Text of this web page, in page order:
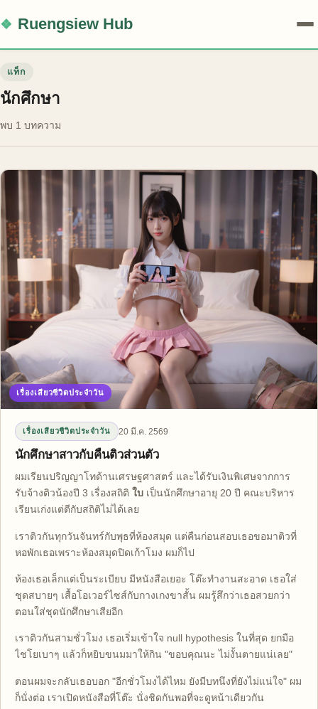
Ruengsiew Hub
แท็ก
นักศึกษา
พบ 1 บทความ
เรื่องเสียวชีวิตประจำวัน
เรื่องเสียวชีวิตประจำวัน 20 มี.ค. 2569
นักศึกษาสาวกับคืนติวส่วนตัว
ผมเรียนปริญญาโทด้านเศรษฐศาสตร์ และได้รับเงินพิเศษจากการ
รับจ้างติวน้องปี 3 เรื่องสถิติ ใบ เป็นนักศึกษาอายุ 20 ปี คณะบริหาร
เรียนเก่งแต่ตีกับสถิติไม่ได้เลย
เราติวกันทุกวันจันทร์กับพุธที่ห้องสมุด แต่คืนก่อนสอบเธอขอมาติวที่
หอพักเธอเพราะห้องสมุดปิดเก้าโมง ผมก็ไป
ห้องเธอเล็กแต่เป็นระเบียบ มีหนังสือเยอะ โต๊ะทำงานสะอาด เธอใส่
ชุดสบายๆ เสื้อโอเวอร์ไซส์กับกางเกงขาสั้น ผมรู้สึกว่าเธอสวยกว่า
ตอนใส่ชุดนักศึกษาเสียอีก
เราติวกันสามชั่วโมง เธอเริ่มเข้าใจ null hypothesis ในที่สุด ยกมือ
ไชโยเบาๆ แล้วก็หยิบขนมมาให้กิน "ขอบคุณนะ ไม่งั้นตายแน่เลย"
ตอนผมจะกลับเธอบอก "อีกชั่วโมงได้ไหม ยังมีบทนึงที่ยังไม่แน่ใจ" ผม
ก็นั่งต่อ เราเปิดหนังสือที่โต๊ะ นั่งชิดกันพอที่จะดูหน้าเดียวกัน